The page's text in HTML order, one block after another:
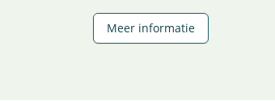
Meer informatie